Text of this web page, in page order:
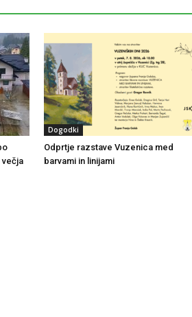
večja
Dogodki
Odprtje razstave Vuzenica med
barvami in linijami